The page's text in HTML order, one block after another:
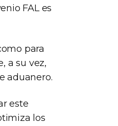
FAL es
para
a su vez,
aduanero.
este
los